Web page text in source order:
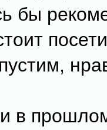
бы
в прошлом